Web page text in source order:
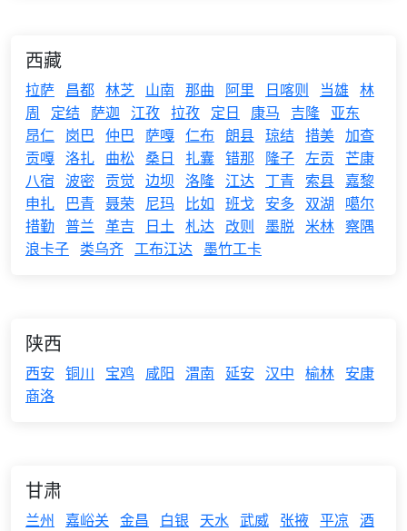
西藏
拉萨 昌都 林芝 山南 那曲 阿里 日喀则 当雄 林
周
定结 萨迦 江孜 拉孜 定日 康马 吉隆 亚东
昂仁 岗巴 仲巴 萨嘎 仁布 朗县 琼结 措美 加查
贡嘎 洛扎 曲松 桑日 扎囊 错那 隆子 左贡 芒康
八宿 波密 贡觉 边坝 洛隆 江达 丁青 索县 嘉黎
申扎
巴青 聂荣 尼玛 比如 班戈 安多 双湖
噶尔
措勤 普兰 革吉 日土 札达 改则 墨脱 米林 察隅
浪卡子 类乌齐 工布江达 墨竹工卡
陕西
西安 铜川 宝鸡 咸阳 渭南 延安 汉中 榆林 安康
商洛
甘肃
兰州 嘉峪关 金昌 白银 天水 武威 张掖 平凉 酒